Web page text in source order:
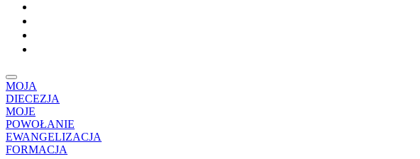
MOJA
DIECEZJA
MOJE
POWOŁANIE
EWANGELIZACJA
FORMACJA